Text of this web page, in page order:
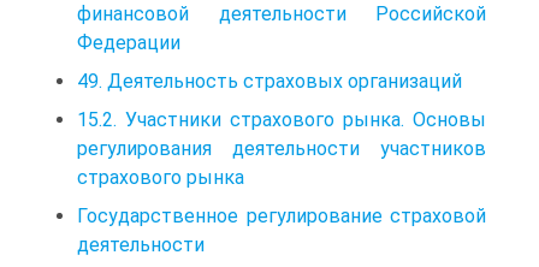
финансовой деятельности Российской
Федерации
49. Деятельность страховых организаций
15.2. Участники страхового рынка. Основы
регулирования деятельности участников
страхового рынка
Государственное регулирование страховой
деятельности